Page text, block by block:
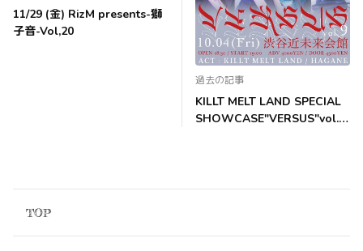
11/29 (金) RizM presents-獅
子音-Vol,20
過去の記事
KILLT MELT LAND SPECIAL
SHOWCASE"VERSUS"vol.9
TOP